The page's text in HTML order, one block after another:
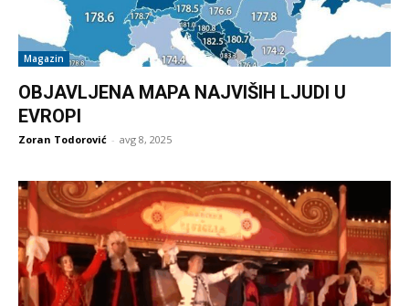
Magazin
OBJAVLJENA MAPA NAJVIŠIH LJUDI U
EVROPI
Zoran Todorović - avg 8, 2025